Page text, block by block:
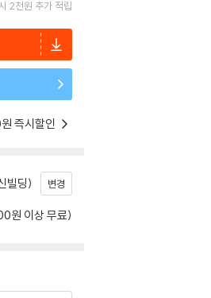
2천원 추가 적립
즉시할인
빌딩) 변경
원 이상 무료)